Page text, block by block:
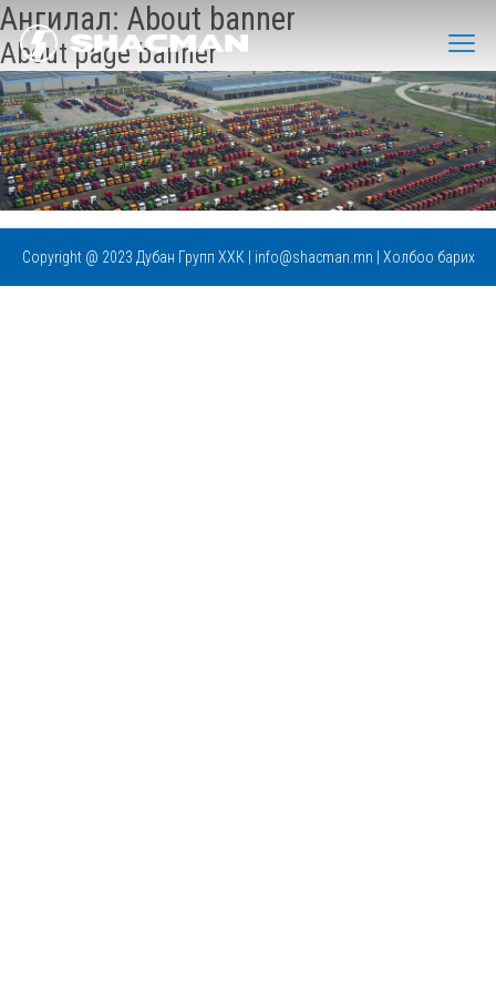
Ангилал: About banner
About page banner
Copyright @ 2023 Дубан Групп ХХК | info@shacman.mn | Холбоо барих